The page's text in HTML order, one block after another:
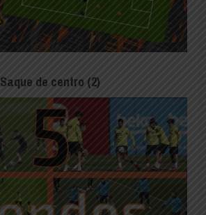
Saque de centro (2)